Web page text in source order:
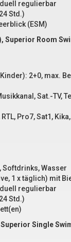
regulierbar
Std.)
(ESM)
Superior Room
2+0, max.
Sat.-TV,
Pro7, Sat1,
Softdrinks, Wasser
1 x täglich) mit
regulierbar
Std.)
Single